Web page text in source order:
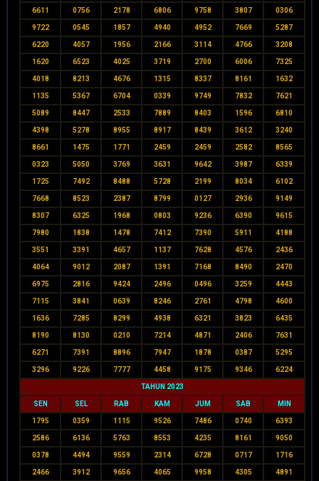
6611 0756 2178 6806 9758 3807 0306
9722 0545 1857 4940 4952 7669 5287
6220 4057 1956 2166 3114 4766 3208
1620 6523 4025 3719 2700 6006 7325
4018 8213 4676 1315 8337 8161 1632
1135 5367 6704 0339 9749 7832 7621
5089 8447 2533 7889 8403 1596 6810
4398 5278 8955 8917 8439 3612 3240
8661 1475 1771 2459 2459 2582 8565
0323 5050 3769 3631 9642 3987 6339
1725 7492 8488 5728 2199 8034 6102
7668 8523 2387 8799 0127 2936 9149
8307 6325 1968 0803 9236 6390 9615
7980 1838 1478 7412 7390 5911 4188
3551 3391 4657 1137 7628 4576 2436
4064 9012 2087 1391 7168 8490 2470
6975 2816 9424 2496 0496 3259 4443
7115 3841 0639 8246 2761 4798 4600
1636 7285 8299 4938 6321 3823 6435
8190 8130 0210 7214 4871 2406 7631
6271 7391 8896 7947 1878 0387 5295
3296 9226 7777 4458 9175 9346 6224
TAHUN 2023
SEN SEL RAB KAM JUM SAB MIN
1795 0359 1115 9526 7486 0740 6393
2586 6136 5763 8553 4235 8161 9050
0378 4494 9559 2314 6728 0717 1716
2466 3912 9656 4065 9958 4305 4891